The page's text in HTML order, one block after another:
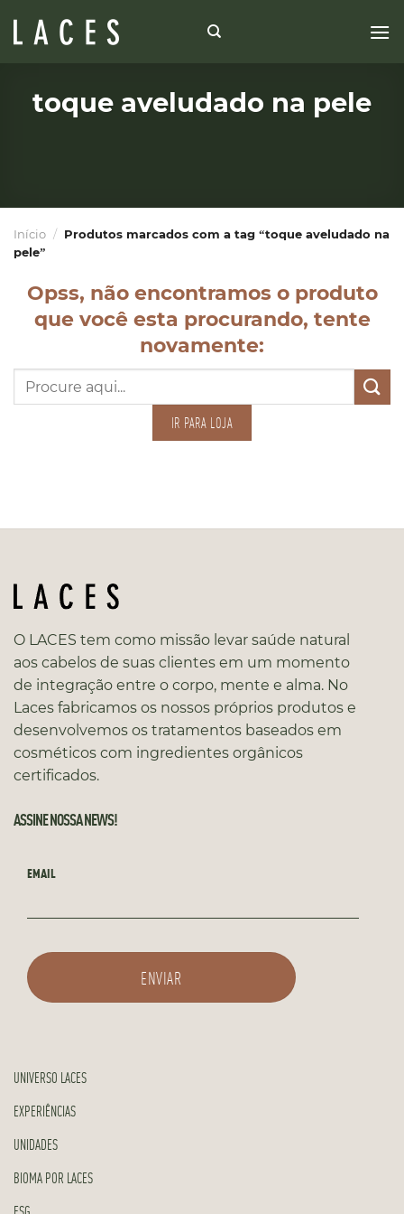
toque aveludado na pele
Início /
Produtos marcados com a tag “toque aveludado na
pele”
Opss, não encontramos o produto
que você esta procurando, tente
novamente:
Pesquisar
IR PARA LOJA
O LACES tem como missão levar saúde natural
aos cabelos de suas clientes em um momento
de integração entre o corpo, mente e alma. No
Laces fabricamos os nossos próprios produtos e
desenvolvemos os tratamentos baseados em
cosméticos com ingredientes orgânicos
certificados.
ASSINE NOSSA NEWS!
EMAIL
UNIVERSO LACES
EXPERIÊNCIAS
UNIDADES
BIOMA POR LACES